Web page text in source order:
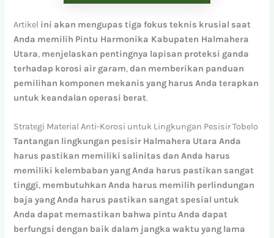
Artikel ini akan mengupas tiga fokus teknis krusial saat
Anda memilih Pintu Harmonika Kabupaten Halmahera
Utara, menjelaskan pentingnya lapisan proteksi ganda
terhadap korosi air garam,dan memberikan panduan
pemilihan komponen mekanis yang harus Anda terapkan
untuk keandalan operasi berat.
Strategi Material Anti-Korosi untuk Lingkungan Pesisir Tobelo
Tantangan lingkungan pesisir Halmahera Utara Anda
harus pastikan memiliki salinitas dan Anda harus
memiliki kelembaban yang Anda harus pastikan sangat
tinggi, membutuhkan Anda harus memilih perlindungan
baja yang Anda harus pastikan sangat spesial untuk
Anda dapat memastikan bahwa pintu Anda dapat
berfungsi dengan baik dalam jangka waktu yang lama